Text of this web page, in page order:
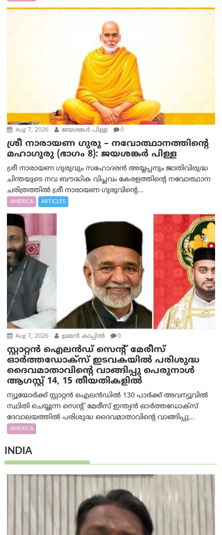
Aug 7, 2026 ജയശങ്കര്‍ പിള്ള 0
ശ്രീ നാരായണ ഗുരു – നവോത്ഥാനത്തിന്റെ
മഹാഗുരു (ഭാഗം 8): ജയശങ്കര്‍ പിള്ള
ശ്രീ നാരായണ ഗുരുവും സഹോദരൻ അയ്യപ്പനും ജാതിവിരുദ്ധ
ചിന്തയുടെ നവ ബൗദ്ധിക വിപ്ലവം കേരളത്തിന്റെ നവോത്ഥാന
ചരിത്രത്തിൽ ശ്രീ നാരായണ ഗുരുവിന്റെ...
AMERICA ARTICLES
Aug 7, 2026 ഉമ്മന്‍ കാപ്പില്‍ 0
സ്റ്റാറ്റൻ ഐലൻഡ് സെന്റ് മേരീസ്
ഓർത്തഡോക്സ് ഇടവകയിൽ പരിശുദ്ധ
ദൈവമാതാവിന്റെ വാങ്ങിപ്പു പെരുനാൾ
ആഗസ്റ്റ് 14, 15 തീയതികളിൽ
ന്യൂയോർക്ക് സ്റ്റാറ്റൻ ഐലൻഡിൽ 130 പാർക്ക് അവന്യൂവിൽ
സ്ഥിതി ചെയ്യുന്ന സെന്റ് മേരീസ് ഇന്ത്യൻ ഓർത്തഡോക്സ്
ദേവാലയത്തിൽ പരിശുദ്ധ ദൈവമാതാവിന്റെ വാങ്ങിപ്പു...
AMERICA
INDIA